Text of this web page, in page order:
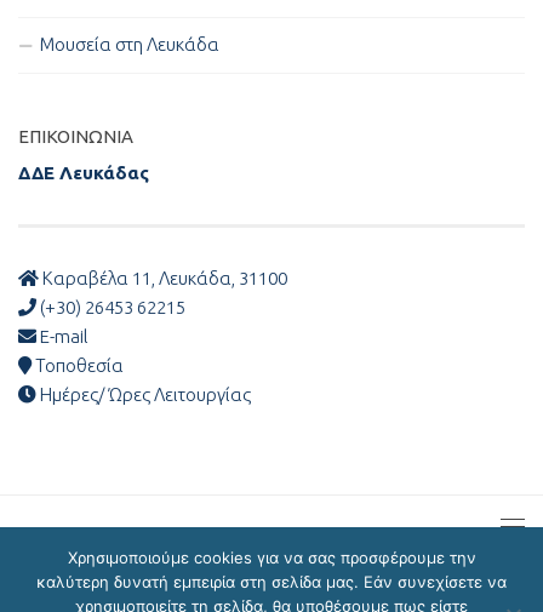
Μουσεία στη Λευκάδα
ΕΠΙΚΟΙΝΩΝΊΑ
ΔΔΕ Λευκάδας
Καραβέλα 11, Λευκάδα, 31100
(+30) 26453 62215
E-mail
Τοποθεσία
Ημέρες/ Ώρες Λειτουργίας
Χρησιμοποιούμε cookies για να σας προσφέρουμε την
καλύτερη δυνατή εμπειρία στη σελίδα μας. Εάν συνεχίσετε να
χρησιμοποιείτε τη σελίδα, θα υποθέσουμε πως είστε